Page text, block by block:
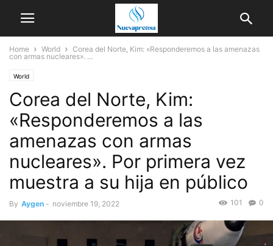
Home World
Corea del Norte, Kim: «Responderemos a las amenazas
con armas nucleares». ...
World
Corea del Norte, Kim:
«Responderemos a las
amenazas con armas
nucleares». Por primera vez
muestra a su hija en público
By Aygen - noviembre 19, 2022 0
101